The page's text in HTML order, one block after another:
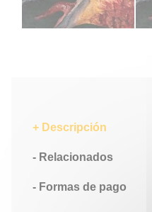
Descripción
Relacionados
Formas de pago